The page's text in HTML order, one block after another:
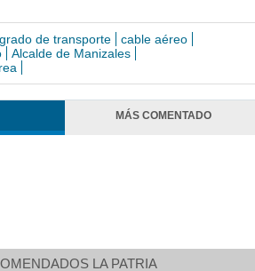
de transporte
cable aéreo
Alcalde de Manizales
MÁS COMENTADO
LA PATRIA